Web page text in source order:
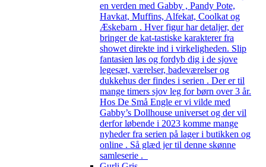
en verden med Gabby , Pandy Pote,
Havkat, Muffins, Alfekat, Coolkat og
Æskebarn . Hver figur har detaljer, der
bringer de kat-tastiske karakterer fra
showet direkte ind i virkeligheden. Slip
fantasien løs og fordyb dig i de sjove
legesæt, værelser, badeværelser og
dukkehus der findes i serien . Der er til
mange timers sjov leg for børn over 3 år.
Hos De Små Engle er vi vilde med
Gabby’s Dollhouse universet og der vil
derfor løbende i 2023 komme mange
nyheder fra serien på lager i butikken og
online . Så glæd jer til denne skønne
samleserie .